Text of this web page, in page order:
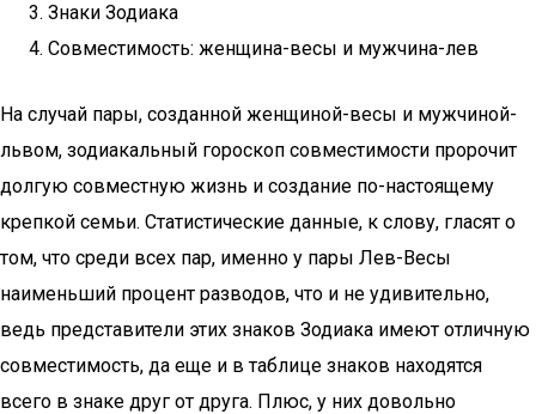
Знаки Зодиака
Совместимость: женщина-весы и мужчина-лев
На случай пары, созданной женщиной-весы и мужчиной-
львом, зодиакальный гороскоп совместимости пророчит
долгую совместную жизнь и создание по-настоящему
крепкой семьи. Статистические данные, к слову, гласят о
том, что среди всех пар, именно у пары Лев-Весы
наименьший процент разводов, что и не удивительно,
ведь представители этих знаков Зодиака имеют отличную
совместимость, да еще и в таблице знаков находятся
всего в знаке друг от друга. Плюс, у них довольно